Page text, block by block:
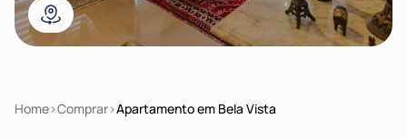
Home Comprar Apartamento em Bela Vista